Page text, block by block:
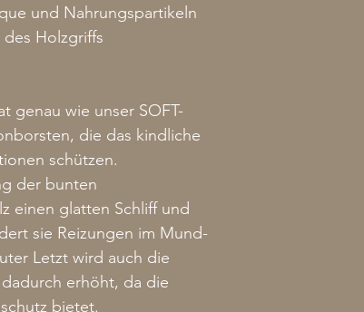
und Nahrungspartikeln
des Holzgriffs
genau wie unser SOFT-
die das kindliche
schützen.
der bunten
einen glatten Schliff und
sie Reizungen im Mund-
Letzt wird auch die
erhöht, da die
bietet.